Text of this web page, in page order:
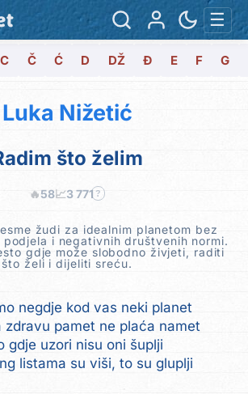
☰
C Č Ć D DŽ Đ E F G
Luka Nižetić
što želim
🔥58📈3 771 ?
žudi za idealnim planetom bez
i negativnih društvenih normi.
gdje može slobodno živjeti, raditi
što želi i dijeliti sreću.
negdje kod vas neki planet
zdravu pamet ne plaća namet
gdje uzori nisu oni šuplji
listama su viši, to su gluplji